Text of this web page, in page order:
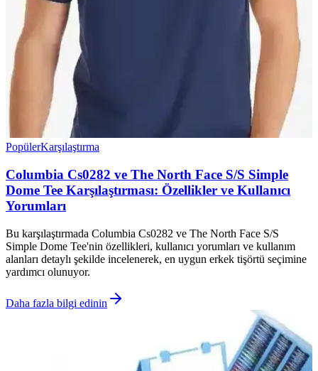
PopülerKarşılaştırma
Columbia Cs0282 ve The North Face S/S Simple
Dome Tee Karşılaştırması: Özellikler ve Kullanıcı
Yorumları
Bu karşılaştırmada Columbia Cs0282 ve The North Face S/S
Simple Dome Tee'nin özellikleri, kullanıcı yorumları ve kullanım
alanları detaylı şekilde incelenerek, en uygun erkek tişörtü seçimine
yardımcı olunuyor.
Daha fazla bilgi edinin